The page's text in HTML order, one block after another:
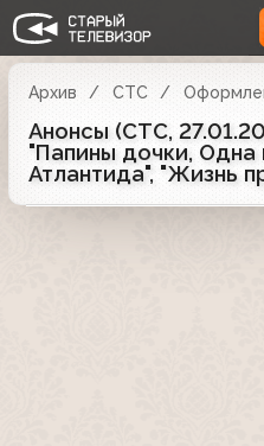
Архив СТС
Анонсы (СТС,
"Папины дочки, Одна
Атлантида", "Жизнь